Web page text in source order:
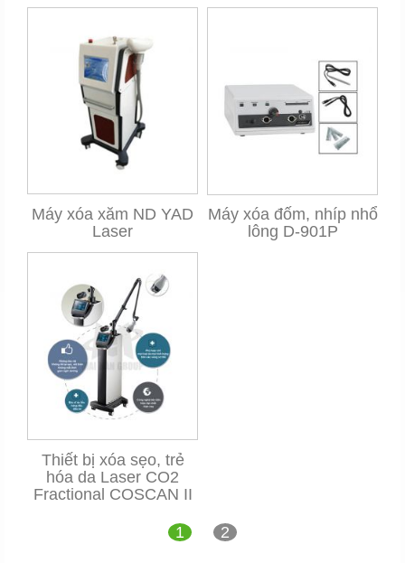
Máy xóa xăm ND YAD
Laser
Máy xóa đốm, nhíp nhổ
lông D-901P
Thiết bị xóa sẹo, trẻ
hóa da Laser CO2
Fractional COSCAN II
1 2